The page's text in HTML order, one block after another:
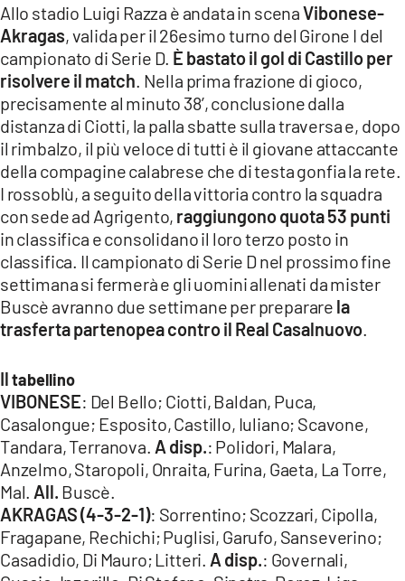
Network
LACPLAY.IT
LACTV.IT
LACONAIR.IT
LACITYMAG.IT
ILREGGINO.IT
COSENZACHANNEL.IT
ILVIBONESE.IT
CATANZAROCHANNEL.IT
App
ANDROID
APPLE
Allo stadio Luigi Razza è andata in scenaVibonese-
Akragas, valida per il 26esimo turno del Girone I del
campionato di Serie D. È bastato il gol di Castillo per
risolvere il match . Nella prima frazione di gioco,
precisamente al minuto 38’, conclusione dalla
distanza di Ciotti, la palla sbatte sulla traversa e, dopo
il rimbalzo, il più veloce di tutti è il giovane attaccante
della compagine calabrese che di testa gonfia la rete.
I rossoblù, a seguito della vittoria contro la squadra
con sede ad Agrigento, raggiungono quota 53 punti
in classifica e consolidano il loro terzo posto in
classifica. Il campionato di Serie D nel prossimo fine
settimana si fermerà e gli uomini allenati da mister
Buscè avranno due settimane per preparare la
trasferta partenopea contro il Real Casalnuovo
Iltabellino
VIBONESE: Del Bello; Ciotti, Baldan, Puca,
Casalongue; Esposito, Castillo, Iuliano; Scavone,
Tandara, Terranova. A disp.: Polidori, Malara,
Anzelmo, Staropoli, Onraita, Furina, Gaeta, La Torre,
Mal. All. Buscè.
AKRAGAS (4-3-2-1): Sorrentino; Scozzari, Cipolla,
Fragapane, Rechichi; Puglisi, Garufo, Sanseverino;
Casadidio, Di Mauro; Litteri. A disp.: Governali,